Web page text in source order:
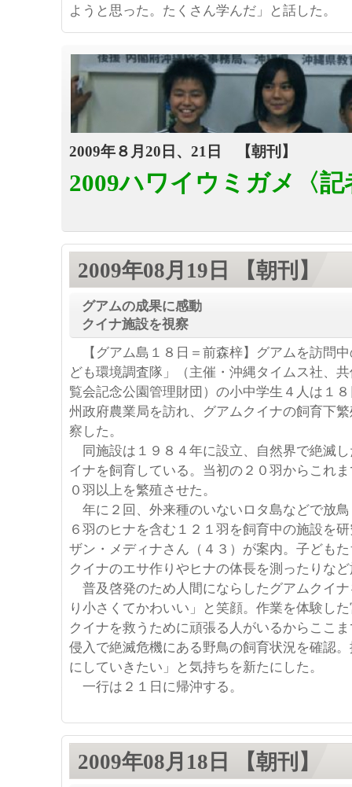
ようと思った。たくさん学んだ」と話した。
2009年８月20日、21日 【朝刊】
2009ハワイウミガメ 〈
2009年08月19日 【朝刊】
グアムの成果に感動
クイナ施設を視察
【グアム島１８日＝前森梓】グアムを訪問中
ども環境調査隊」（主催・沖縄タイムス社、
覧会記念公園管理財団）の小中学生４人は１
州政府農業局を訪れ、グアムクイナの飼育下
察した。
同施設は１９８４年に設立、自然界で絶滅し
イナを飼育している。当初の２０羽からこれ
０羽以上を繁殖させた。
年に２回、外来種のいないロタ島などで放鳥
６羽のヒナを含む１２１羽を飼育中の施設を
ザン・メディナさん（４３）が案内。子ども
クイナのエサ作りやヒナの体長を測ったりな
普及啓発のため人間にならしたグアムクイ
り小さくてかわいい」と笑顔。作業を体験し
クイナを救うために頑張る人がいるからここ
侵入で絶滅危機にある野鳥の飼育状況を確認
にしていきたい」と気持ちを新たにした。
一行は２１日に帰沖する。
2009年08月18日 【朝刊】